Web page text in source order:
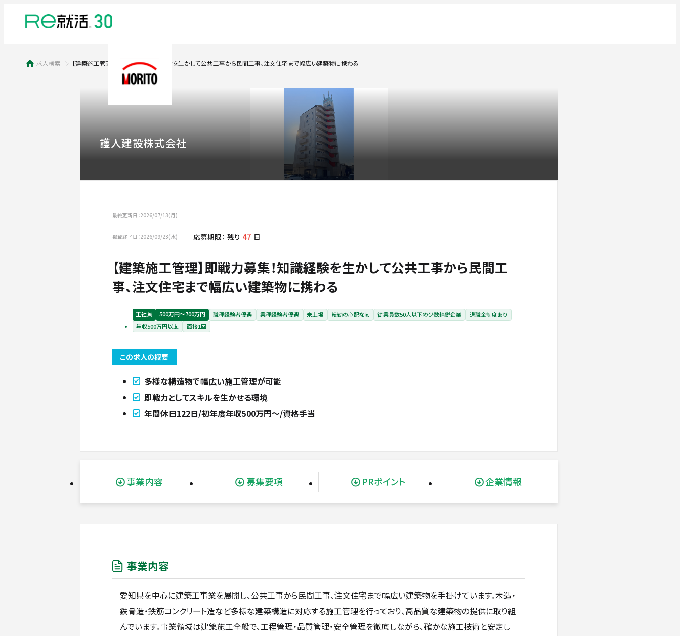
求人検索 【建築施工管理】即戦力募集！知識経験を生かして公共工事から民間工事、注文住宅まで幅広い建築物に携わる
護人建設株式会社
最終更新日：2026/07/13(月)
掲載終了日：2026/09/23(水) 応募期限： 残り 47 日
【建築施工管理】即戦力募集！知識経験を生かして公共工事から民間工
事、注文住宅まで幅広い建築物に携わる
正社員 500万円〜700万円 職種経験者優遇 業種経験者優遇 未上場 転勤の心配なし 従業員数50人以下の少数精鋭企業
退職金制度あり
年収500万円以上
面接1回
この求人の概要
多様な構造物で幅広い施工管理が可能
即戦力としてスキルを生かせる環境
年間休日122日/初年度年収500万円～/資格手当
事業内容 募集要項 PRポイント 企業情報
事業内容
愛知県を中心に建築工事業を展開し、公共工事から民間工事、注文住宅まで幅広い建築物を手掛けています。木造・
鉄骨造・鉄筋コンクリート造など多様な建築構造に対応する施工管理を行っており、高品質な建築物の提供に取り組
んでいます。事業領域は建築施工全般で、工程管理・品質管理・安全管理を徹底しながら、確かな施工技術と安定し